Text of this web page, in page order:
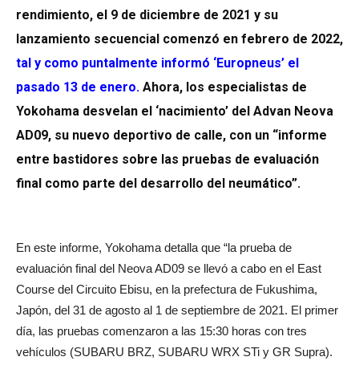
rendimiento, el 9 de diciembre de 2021 y su
lanzamiento secuencial comenzó en febrero de 2022,
tal y como puntalmente informó ‘Europneus’ el
pasado 13 de enero. Ahora, los especialistas de
Yokohama desvelan el ‘nacimiento’ del Advan Neova
AD09, su nuevo deportivo de calle, con un “informe
entre bastidores sobre las pruebas de evaluación
final como parte del desarrollo del neumático”.
En este informe, Yokohama detalla que “la prueba de
evaluación final del Neova AD09 se llevó a cabo en el East
Course del Circuito Ebisu, en la prefectura de Fukushima,
Japón, del 31 de agosto al 1 de septiembre de 2021. El primer
día, las pruebas comenzaron a las 15:30 horas con tres
vehículos (SUBARU BRZ, SUBARU WRX STi y GR Supra).